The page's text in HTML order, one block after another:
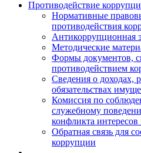
Противодействие
Нормативные
противодействия
Антикоррупционная
Методические
Формы документов,
противодействием
Сведения о доходах,
обязательствах
Комиссия по
служебному
конфликта
Обратная связь для
коррупции